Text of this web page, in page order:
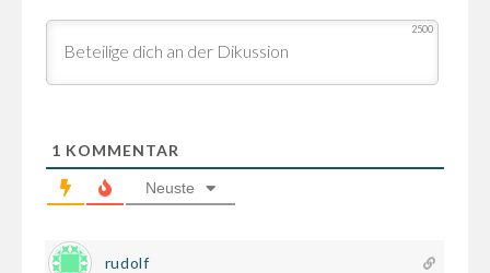
2500
1 KOMMENTAR
Neuste
rudolf